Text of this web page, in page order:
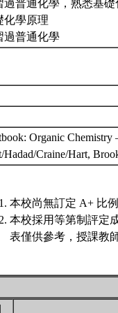
過普通化學，熟悉基礎
化學原理
過普通化學
Organic Chemistry
Hadad/Craine/Hart,
本校尚無訂定 A+ 比例
本校採用等第制評定
表僅供參考，授課教